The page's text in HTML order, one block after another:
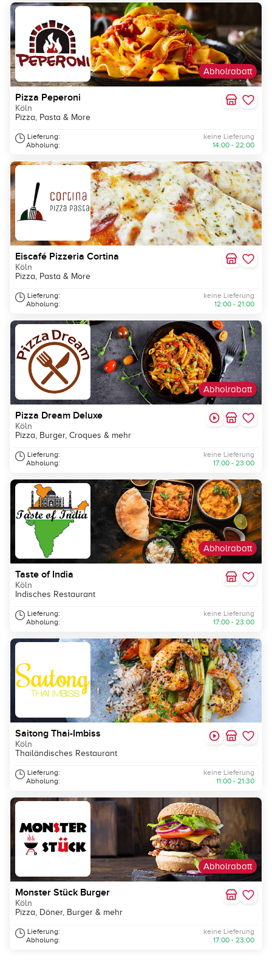
Abholrabatt
Pizza Peperoni
Köln
Pizza, Pasta & More
Lieferung:
Abholung:
keine Lieferung
14:00 - 22:00
Eiscafé Pizzeria Cortina
Köln
Pizza, Pasta & More
Lieferung:
Abholung:
keine Lieferung
12:00 - 21:00
Abholrabatt
Pizza Dream Deluxe
Köln
Pizza, Burger, Croques & mehr
Lieferung:
Abholung:
keine Lieferung
17:00 - 23:00
Abholrabatt
Taste of India
Köln
Indisches Restaurant
Lieferung:
Abholung:
keine Lieferung
17:00 - 23:00
Saitong Thai-Imbiss
Köln
Thailändisches Restaurant
Lieferung:
Abholung:
keine Lieferung
11:00 - 21:30
Abholrabatt
Monster Stück Burger
Köln
Pizza, Döner, Burger & mehr
Lieferung:
Abholung:
keine Lieferung
17:00 - 23:00